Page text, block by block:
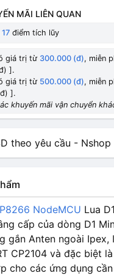
MÃI LIÊN QUAN
17 điểm tích lũy
giá trị từ 300.000 (đ), miễn
].
giá trị từ 500.000 (đ), miễn
].
khuyến mãi vận chuyển
NodeMCU Lua
cấp của dòng D1
gắn Anten ngoài Ipex,
CP2104 và đặc biệt
cho các ứng dụng